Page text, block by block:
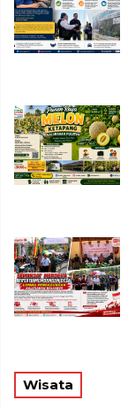
Wisata